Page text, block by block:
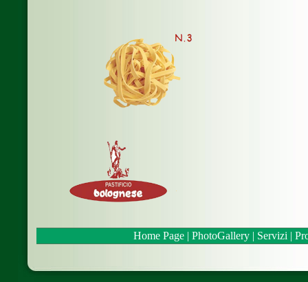
Home Page| PhotoGallery| Servizi |